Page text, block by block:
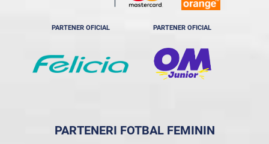
PARTENER OFICIAL PARTENER OFICIAL
PARTENERI FOTBAL FEMININ